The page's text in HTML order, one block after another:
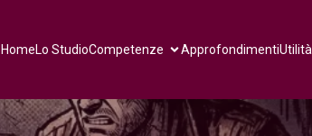
HomeLo StudioCompetenze ApprofondimentiUtilità